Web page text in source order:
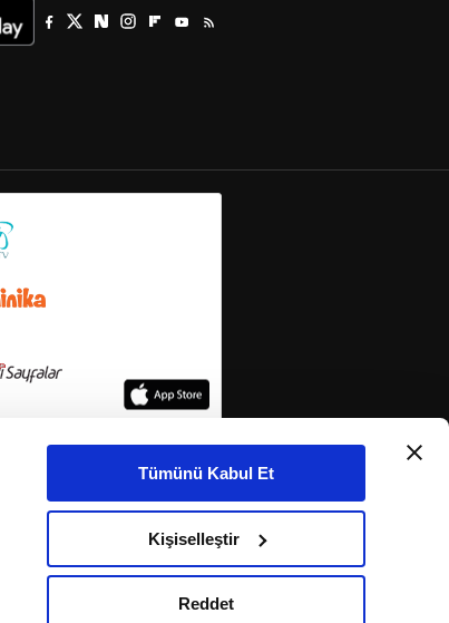
Tümünü Kabul Et
Kişiselleştir
Reddet